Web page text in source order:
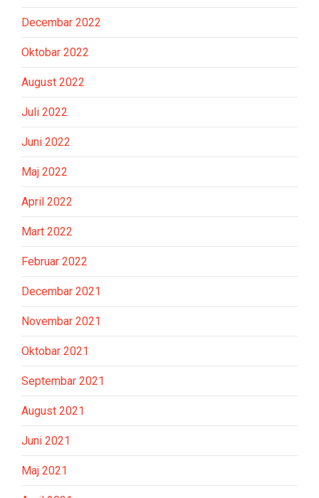
Decembar 2022
Oktobar 2022
August 2022
Juli 2022
Juni 2022
Maj 2022
April 2022
Mart 2022
Februar 2022
Decembar 2021
Novembar 2021
Oktobar 2021
Septembar 2021
August 2021
Juni 2021
Maj 2021